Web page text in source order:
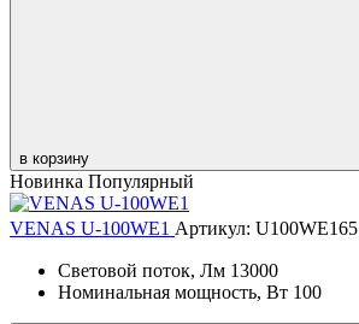
в корзину
Новинка Популярный
VENAS U-100WE1 Артикул: U100WE165
Световой поток, Лм 13000
Номинальная мощность, Вт 100